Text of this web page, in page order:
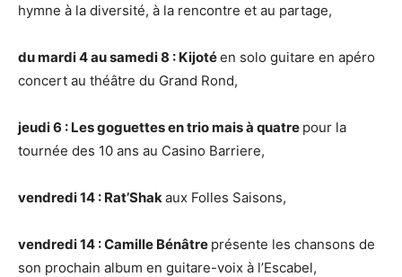
hymne à la diversité, à la rencontre et au partage,
du mardi 4 au samedi 8 : Kijotéen solo guitare en apéro
concert au théâtre du Grand Rond,
jeudi 6 : Les goguettes en trio mais à quatre pour la
tournée des 10 ans au Casino Barriere,
vendredi 14 : Rat’Shakaux Folles Saisons,
vendredi 14 : Camille Bénâtre présente les chansons de
son prochain album en guitare-voix à l’Escabel,